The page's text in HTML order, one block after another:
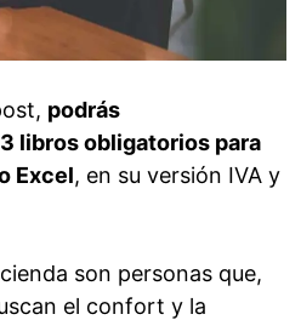
podrás
libros obligatorios para
Excel, en su versión IVA y
son personas que,
el confort y la